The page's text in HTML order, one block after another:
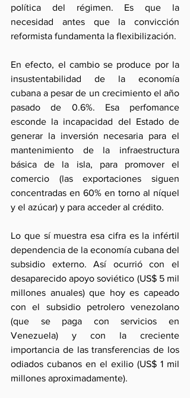
política del régimen. Es que la
necesidad antes que la convicción
reformista fundamenta la flexibilización.
En efecto, el cambio se produce por la
insustentabilidad de la economía
cubana a pesar de un crecimiento el año
pasado de 0.6%. Esa perfomance
esconde la incapacidad del Estado de
generar la inversión necesaria para el
mantenimiento de la infraestructura
básica de la isla, para promover el
comercio (las exportaciones siguen
concentradas en 60% en torno al níquel
y el azúcar) y para acceder al crédito.
Lo que sí muestra esa cifra es la infértil
dependencia de la economía cubana del
subsidio externo. Así ocurrió con el
desaparecido apoyo soviético (US$ 5 mil
millones anuales) que hoy es capeado
con el subsidio petrolero venezolano
(que se paga con servicios en
Venezuela) y con la creciente
importancia de las transferencias de los
odiados cubanos en el exilio (US$ 1 mil
millones aproximadamente).